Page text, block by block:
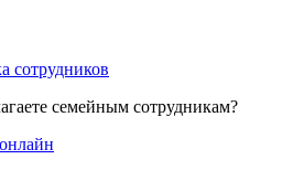
сотрудников
семейным сотрудникам?